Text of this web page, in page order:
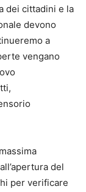
dei cittadini e la
devono
a
vengano
del
per verificare